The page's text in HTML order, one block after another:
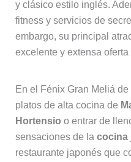
y clásico estilo inglés.
fitness y servicios de
embargo, su principal
excelente y extensa
En el Fénix Gran Meliá
platos de alta cocina de
Hortensio o entrar de
sensaciones de la cocina
restaurante japonés que